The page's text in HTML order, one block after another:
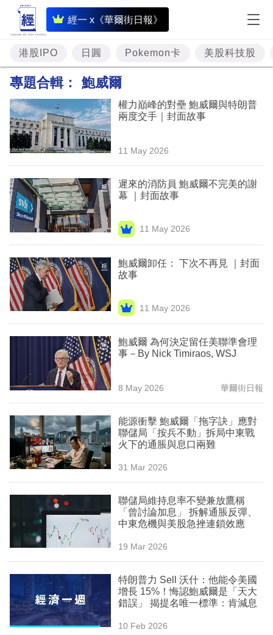
經一 x《華爾街日報》
即
時
財
經
題
投
資
樓
市
理
商
業
科
技
職
場
生
時
事
欄
訂
區
港股IPO 日圓 Pokemon卡 美股科技股
專題合輯： 鮑威爾
權力巔峰的對壘 鮑威爾與特朗普
兩度交手｜封面故事
11 May 2026
遲來的消防員 鮑威爾不完美的謝
幕 ｜封面故事
11 May 2026
鮑威爾卸任： 下次不再見 ｜封面
故事
11 May 2026
鮑威爾 為何決定留任美聯準會理
事－By Nick Timiraos, WSJ
8 May 2026 華爾街日報
能源衝擊 鮑威爾「拖字訣」應對
聯儲局「按兵不動」拆局中東戰
火下的通脹與息口兩難
31 Mar 2026
聯儲局維持息率不變兼放鷹稱
「曾討論加息」 拆解通脹反彈、
中東危機與美股急挫連鎖效應
19 Mar 2026
特朗普力 Sell 沃什：他能令美國
增長 15%！悔認鮑威爾是「天大
錯誤」 揭提名唯一標準：肯減息
10 Feb 2026